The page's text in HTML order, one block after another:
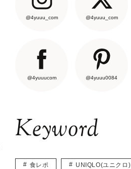
@4yuuu_com @4yuuu_com
@4yuuucom @4yuuu0084
Keyword
食レポ UNIQLO(ユニクロ)